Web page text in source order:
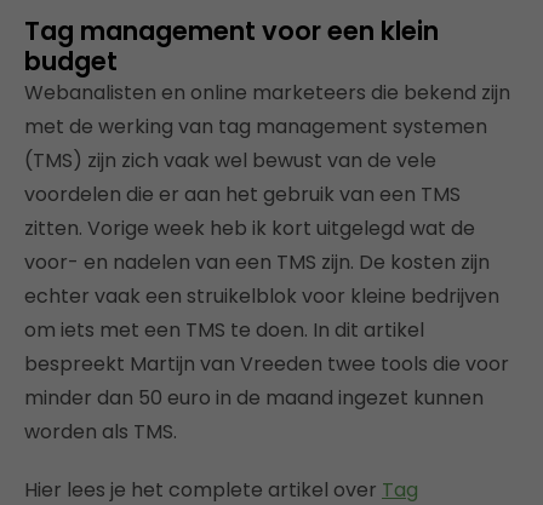
Tag management voor een klein
budget
Webanalisten en online marketeers die bekend zijn
met de werking van tag management systemen
(TMS) zijn zich vaak wel bewust van de vele
voordelen die er aan het gebruik van een TMS
zitten. Vorige week heb ik kort uitgelegd wat de
voor- en nadelen van een TMS zijn. De kosten zijn
echter vaak een struikelblok voor kleine bedrijven
om iets met een TMS te doen. In dit artikel
bespreekt Martijn van Vreeden twee tools die voor
minder dan 50 euro in de maand ingezet kunnen
worden als TMS.
Hier lees je het complete artikel over Tag